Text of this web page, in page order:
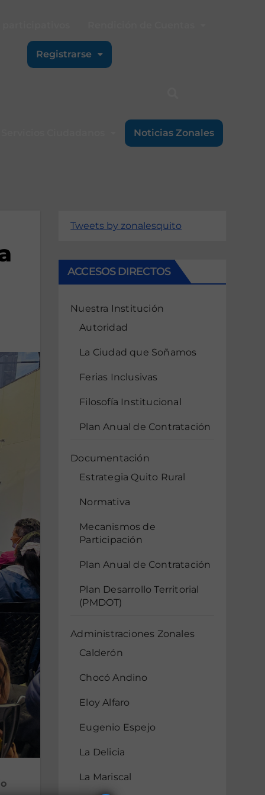
Registrarse
Noticias Zonales
Tweets by zonalesquito
ACCESOS DIRECTOS
Nuestra Institución
Autoridad
La Ciudad que Soñamos
Ferias Inclusivas
Filosofía Institucional
Plan Anual de Contratación
Documentación
Estrategia Quito Rural
Normativa
Mecanismos de
Participación
Plan Anual de Contratación
Plan Desarrollo Territorial
(PMDOT)
Administraciones Zonales
Calderón
Chocó Andino
Eloy Alfaro
Eugenio Espejo
La Delicia
La Mariscal